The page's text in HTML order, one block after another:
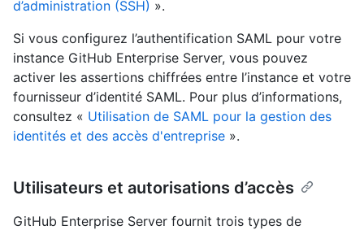
d’administration (SSH) ».
Si vous configurez l’authentification SAML pour votre
instance GitHub Enterprise Server, vous pouvez
activer les assertions chiffrées entre l’instance et votre
fournisseur d’identité SAML. Pour plus d’informations,
consultez « Utilisation de SAML pour la gestion des
identités et des accès d'entreprise ».
Utilisateurs et autorisations d’accès
GitHub Enterprise Server fournit trois types de